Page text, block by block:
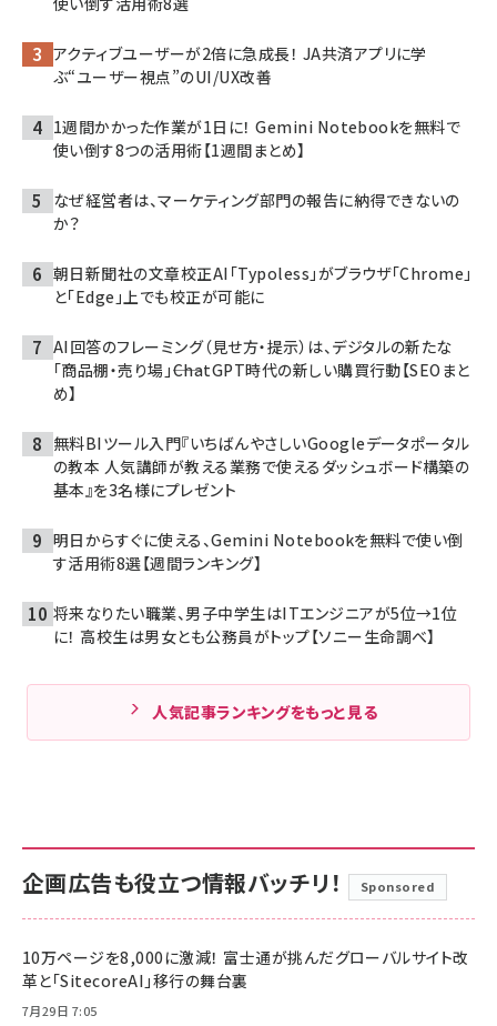
アクティブユーザーが2倍に急成長！ JA共済アプリに学
ぶ“ユーザー視点”のUI/UX改善
1週間かかった作業が1日に！ Gemini Notebookを無料で
使い倒す8つの活用術【1週間まとめ】
なぜ経営者は、マーケティング部門の報告に納得できないの
か？
朝日新聞社の文章校正AI「Typoless」がブラウザ「Chrome」
と「Edge」上でも校正が可能に
AI回答のフレーミング（見せ方・提示）は、デジタルの新たな
「商品棚・売り場」――ChatGPT時代の新しい購買行動【SEOまと
め】
無料BIツール入門『いちばんやさしいGoogleデータポータル
の教本 人気講師が教える業務で使えるダッシュボード構築の
基本』を3名様にプレゼント
明日からすぐに使える、Gemini Notebookを無料で使い倒
す活用術8選【週間ランキング】
将来なりたい職業、男子中学生はITエンジニアが5位→1位
に！ 高校生は男女とも公務員がトップ【ソニー生命調べ】
人気記事ランキングをもっと見る
企画広告も役立つ情報バッチリ！ Sponsored
10万ページを8,000に激減！ 富士通が挑んだグローバルサイト改
革と「SitecoreAI」移行の舞台裏
7月29日 7:05